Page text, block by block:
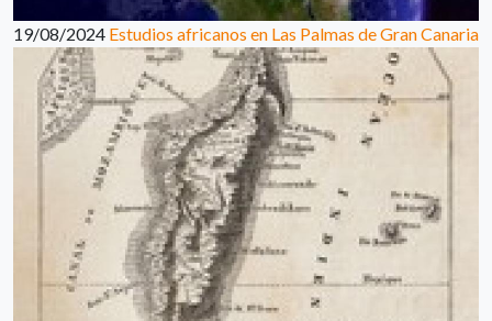
19/08/2024 Estudios africanos en Las Palmas de Gran Canaria